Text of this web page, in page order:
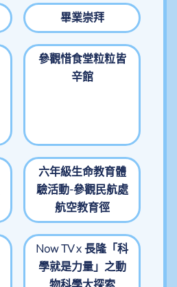
畢業崇拜
參觀惜食堂粒粒皆
辛館
六年級生命教育體
驗活動-參觀民航處
航空教育徑
Now TV x 長隆「科
學就是力量」之動